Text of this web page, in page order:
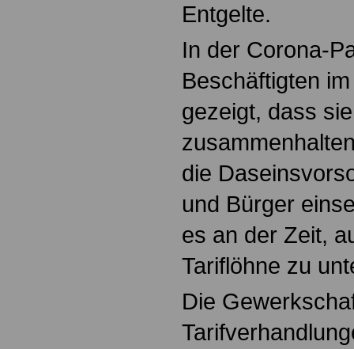
Entgelte.
In der Corona-
Beschäftigten
gezeigt, dass
die
und Bürger
es an der Zeit,
Tariflöhne zu
Die